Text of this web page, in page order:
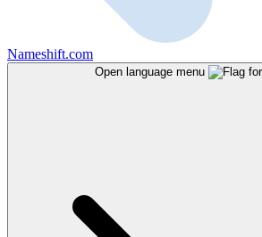
Nameshift.com
Open language menu